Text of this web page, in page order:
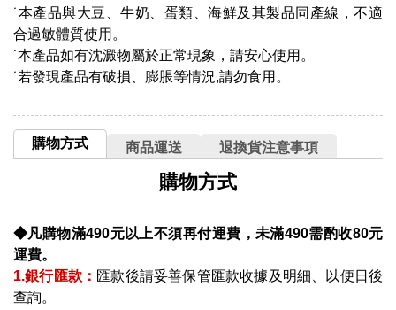
˙本產品與大豆、牛奶、蛋類、海鮮及其製品同產線，不適
合過敏體質使用。
˙本產品如有沈澱物屬於正常現象，請安心使用。
˙若發現產品有破損、膨脹等情況,請勿食用。
購物方式 商品運送 退換貨注意事項
購物方式
◆凡購物滿490元以上不須再付運費，未滿490需酌收80元
運費。
1.銀行匯款： 匯款後請妥善保管匯款收據及明細、以便日後
查詢。